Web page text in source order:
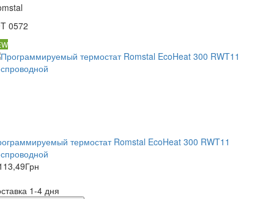
0572
термостат Romstal EcoHeat 300 RWT11
Грн
1-4 дня